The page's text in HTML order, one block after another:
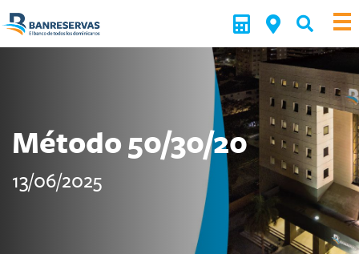
Método 50/30/20
13/06/2025